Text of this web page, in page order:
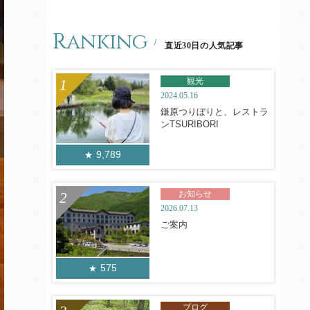
Ranking 直近30日の人気記事
9,789
観光
2024.05.16
鎌原つりぼりと、レストラ
ンTSURIBORI
575
お知らせ
2026.07.13
ご案内
ブログ